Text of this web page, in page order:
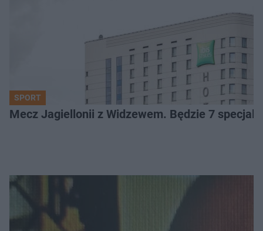
SPORT
Mecz Jagiellonii z Widzewem. Będzie 7